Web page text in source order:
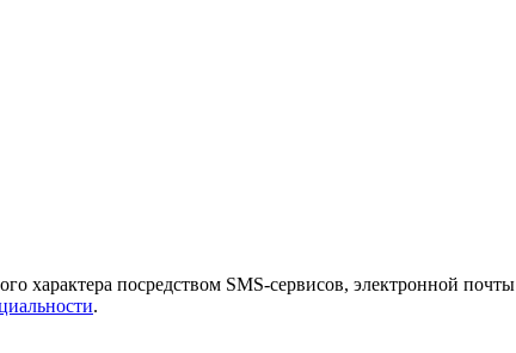
характера посредством SMS-сервисов, электронной почты
.